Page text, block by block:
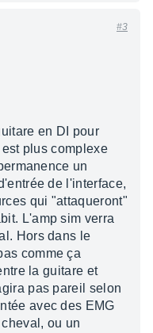
#3
en DI pour
plus complexe
un
de l'interface,
qui "attaqueront"
L'amp sim verra
Hors dans le
comme ça
la guitare et
pas pareil selon
avec des EMG
ou un